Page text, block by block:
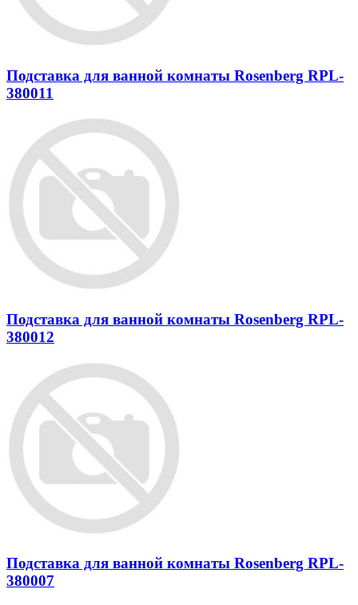
Подставка для ванной комнаты Rosenberg RPL-
380011
Подставка для ванной комнаты Rosenberg RPL-
380012
Подставка для ванной комнаты Rosenberg RPL-
380007